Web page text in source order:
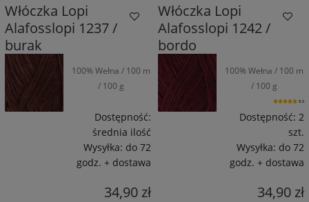
Włóczka Lopi
Alafosslopi 1237 /
burak
100% Wełna / 100 m
/ 100 g
Dostępność:
średnia ilość
Wysyłka: do 72
godz. + dostawa
34,90 zł
Włóczka Lopi
Alafosslopi 1242 /
bordo
100% Wełna / 100 m
/ 100 g
5.0
Dostępność: 2
szt.
Wysyłka: do 72
godz. + dostawa
34,90 zł